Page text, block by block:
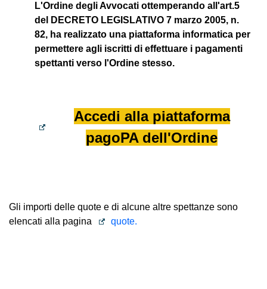
L'Ordine degli Avvocati ottemperando all'art.5
del DECRETO LEGISLATIVO 7 marzo 2005, n.
82, ha realizzato una piattaforma informatica per
permettere agli iscritti di effettuare i pagamenti
spettanti verso l'Ordine stesso.
Accedi alla piattaforma
pagoPA dell'Ordine
Gli importi delle quote e di alcune altre spettanze sono
elencati alla pagina
quote.